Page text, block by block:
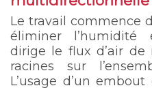
Le travail commence
éliminer l’humidité
dirige le flux d’air de
racines sur
L’usage d’un